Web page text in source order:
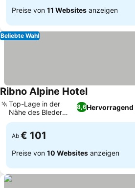
Preise von 11 Websites anzeigen
Beliebte Wahl
Ribno Alpine Hotel
8,6Hervorragend
Top-Lage in der
Nähe des Bleder
Sees
Ab € 101
Preise von 10 Websites anzeigen